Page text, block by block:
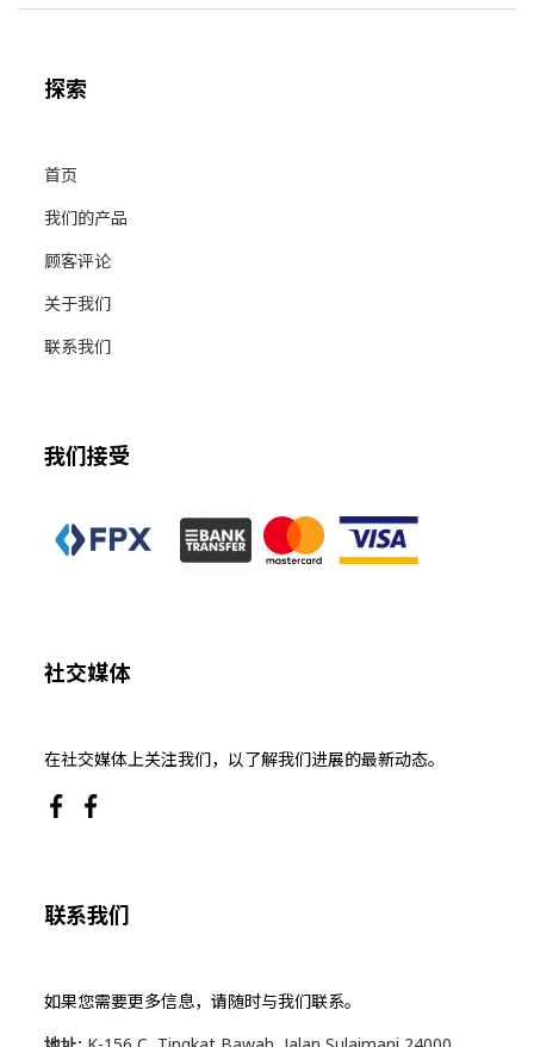
探索
首页
我们的产品
顾客评论
关于我们
联系我们
我们接受
社交媒体
在社交媒体上关注我们，以了解我们进展的最新动态。
联系我们
如果您需要更多信息，请随时与我们联系。